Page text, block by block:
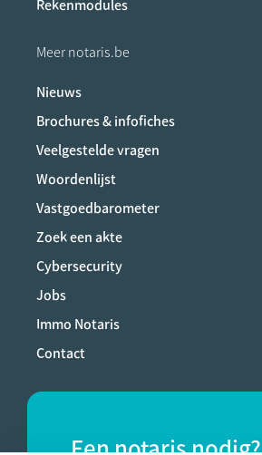
Rekenmodules
Meer notaris.be
Nieuws
Brochures & infofiches
Veelgestelde vragen
Woordenlijst
Vastgoedbarometer
Zoek een akte
Cybersecurity
Jobs
Immo Notaris
Contact
Een notaris nodig?